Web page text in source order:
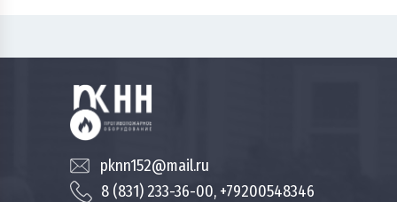
pknn152@mail.ru
8 (831) 233-36-00, +79200548346